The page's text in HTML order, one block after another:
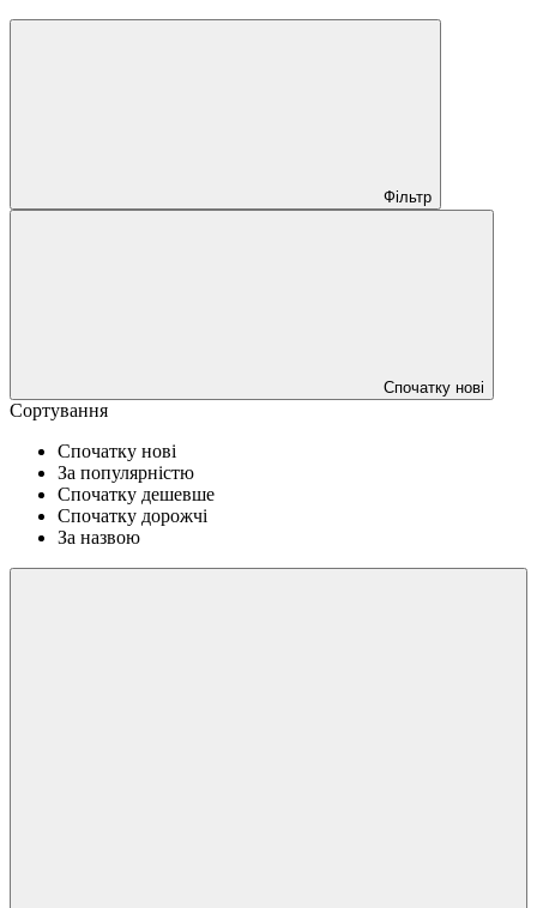
Фільтр
Спочатку нові
Сортування
Спочатку нові
За популярністю
Спочатку дешевше
Спочатку дорожчі
За назвою